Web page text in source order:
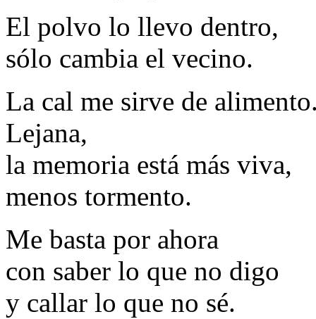
El polvo lo llevo dentro,
sólo cambia el vecino.
La cal me sirve de
Lejana,
la memoria está más viva,
menos tormento.
Me basta por ahora
con saber lo que no digo
y callar lo que no sé.